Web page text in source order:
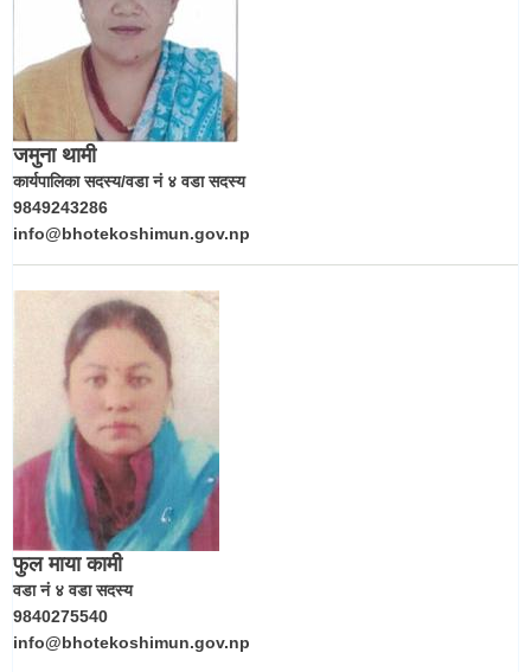
जमुना थामी
कार्यपालिका सदस्य/वडा नं ४ वडा सदस्य
9849243286
info@bhotekoshimun.gov.np
फुल माया कामी
वडा नं ४ वडा सदस्य
9840275540
info@bhotekoshimun.gov.np